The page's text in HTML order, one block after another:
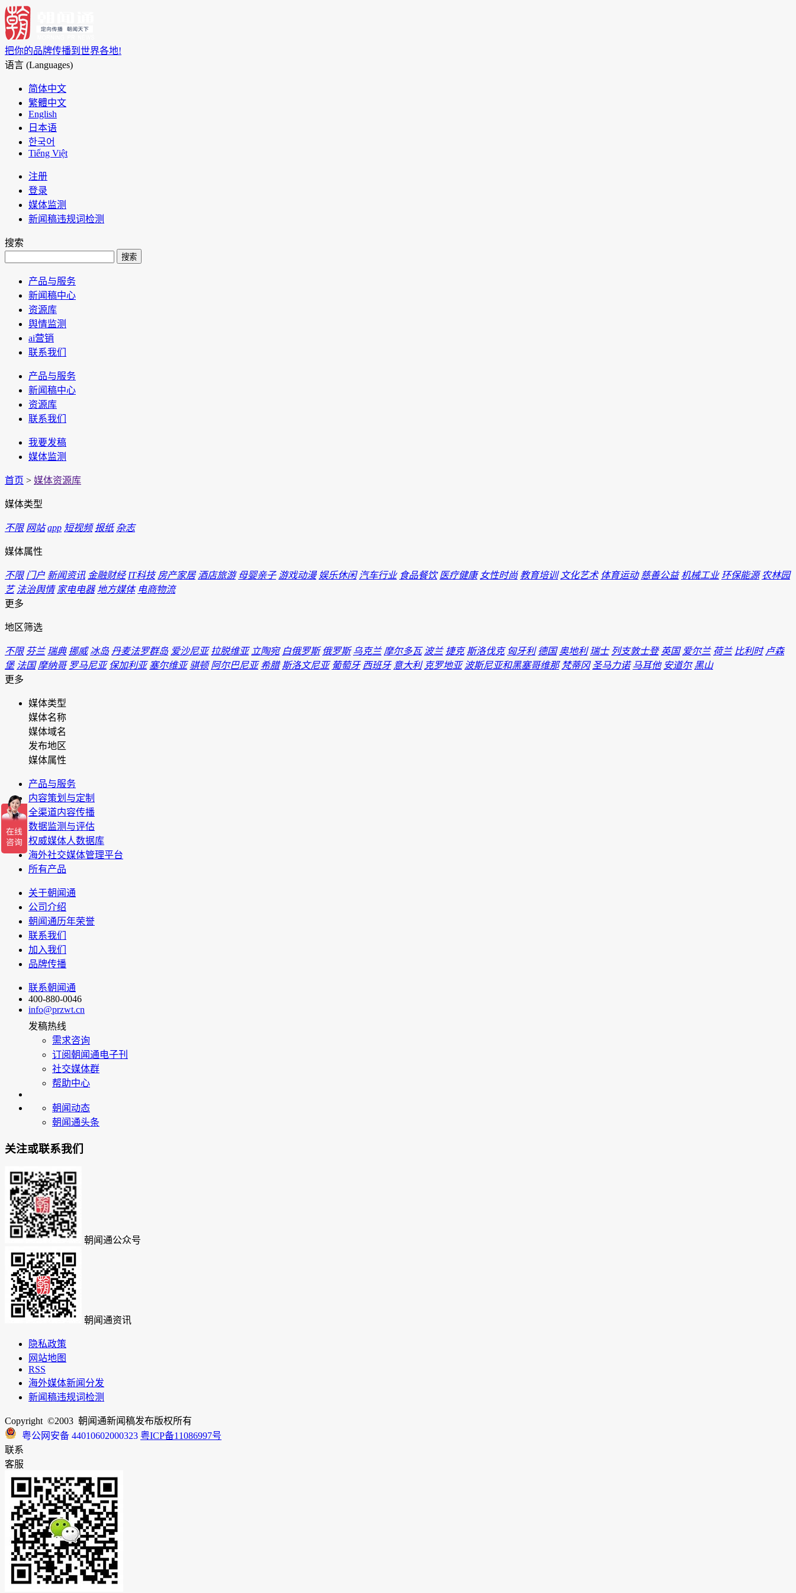
把你的品牌传播到世界各地!
语言 (Languages)
简体中文
繁體中文
English
日本语
한국어
Tiếng Việt
注册
登录
媒体监测
新闻稿违规词检测
搜索
搜索
产品与服务
新闻稿中心
资源库
舆情监测
ai营销
联系我们
产品与服务
新闻稿中心
资源库
联系我们
我要发稿
媒体监测
首页 > 媒体资源库
媒体类型
不限 网站 app 短视频 报纸 杂志
媒体属性
不限 门户 新闻资讯 金融财经 IT科技 房产家居 酒店旅游 母婴亲子 游戏动漫 娱乐休闲 汽车行业 食品餐饮 医疗健康 女性时尚 教育培训 文化艺术 体育运动 慈善公益 机械工业 环保能源 农林园
艺 法治舆情 家电电器 地方媒体 电商物流
更多
地区筛选
不限 芬兰 瑞典 挪威 冰岛 丹麦法罗群岛 爱沙尼亚 拉脱维亚 立陶宛 白俄罗斯 俄罗斯 乌克兰 摩尔多瓦 波兰 捷克 斯洛伐克 匈牙利 德国 奥地利 瑞士 列支敦士登 英国 爱尔兰 荷兰 比利时 卢森
堡 法国 摩纳哥 罗马尼亚 保加利亚 塞尔维亚 骐顿 阿尔巴尼亚 希腊 斯洛文尼亚 葡萄牙 西班牙 意大利 克罗地亚 波斯尼亚和黑塞哥维那 梵蒂冈 圣马力诺 马耳他 安道尔 黑山
更多
媒体类型
媒体名称
媒体域名
发布地区
媒体属性
产品与服务
内容策划与定制
全渠道内容传播
数据监测与评估
权威媒体人数据库
海外社交媒体管理平台
所有产品
关于朝闻通
公司介绍
朝闻通历年荣誉
联系我们
加入我们
品牌传播
联系朝闻通
400-880-0046
info@przwt.cn
发稿热线
需求咨询
订阅朝闻通电子刊
社交媒体群
帮助中心
朝闻动态
朝闻通头条
关注或联系我们
朝闻通公众号
朝闻通资讯
隐私政策
网站地图
RSS
海外媒体新闻分发
新闻稿违规词检测
Copyright ©2003 朝闻通新闻稿发布版权所有
粤公网安备 44010602000323 粤ICP备11086997号
联系
客服